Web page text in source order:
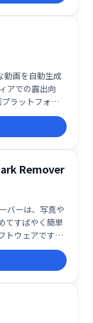
動画を自動生成
アでの露出向
ラットフォー
ブログ記事を簡
ケティングを
Remover
バーは、写真や
てすばやく簡単
トウェアです。
るための 3 つの
ロゴを削除す
ゴを削除し、他
きます。